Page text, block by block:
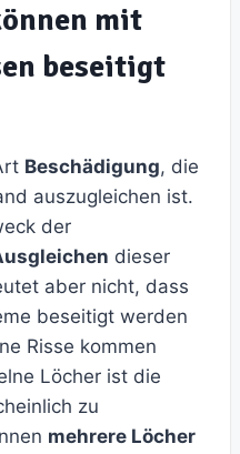
mit
beseitigt
Beschädigung, die
auszugleichen ist.
der
dieser
aber nicht, dass
beseitigt werden
Risse kommen
Löcher ist die
zu
mehrere Löcher